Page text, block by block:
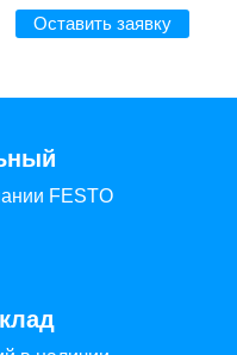
Оставить заявку
FESTO